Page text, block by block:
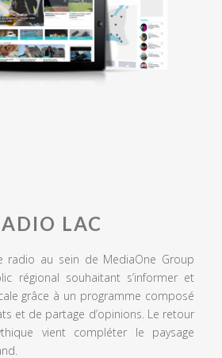
LAC
radio au sein de MediaOne Group
régional souhaitant s’informer et
grâce à un programme composé
et de partage d’opinions. Le retour
vient compléter le paysage